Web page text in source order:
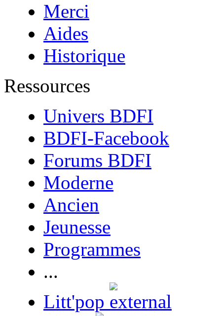
Merci
Aides
Historique
Ressources
Univers BDFI
BDFI-Facebook
Forums BDFI
Moderne
Ancien
Jeunesse
Programmes
...
Litt'pop